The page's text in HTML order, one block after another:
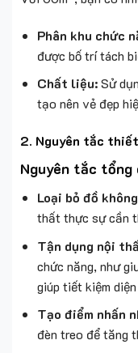
Phân khu chức
được bố trí tách
Chất liệu:Sử
tạo nên vẻ đẹp
2. Nguyên tắc
Nguyên tắc tổng
Loại bỏ đồ
thất thực sự cần
Tận dụng nội
chức năng, như
giúp tiết kiệm
Tạo điểm nhấn
đèn treo để tăng